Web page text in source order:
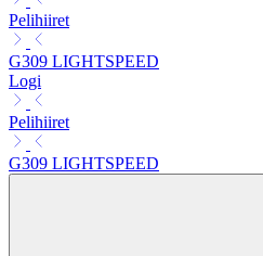
Pelihiiret
G309 LIGHTSPEED
Logi
Pelihiiret
G309 LIGHTSPEED